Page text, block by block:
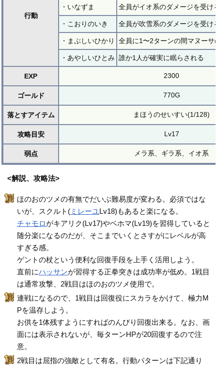
行動
・いなずま 全員がイオ系のダメージを受け
・こおりのいき 全員が吹雪系のダメージを受け
・まぶしいひかり 全員に1〜2ターンの間マヌー
・あやしいひとみ 誰か1人が確実に眠らされる
EXP 2300
ゴールド 770G
落とすアイテム まほうのせいすい(1/128)
攻略目安 Lv17
弱点 メラ系、ギラ系、イオ系
<解説、攻略法>
ほのおのツメの有無でだいぶ難易度が変わる。必須ではな
いが、スクルト(ミレーユLv18)もあると楽になる。
チャモロがキアリク(Lv17)やベホマ(Lv19)を習得していると
随分楽になるのだが、そこまでいくとさすがにレベルが高
すぎる感。
ゲントの杖という便利な回復手段を上手く活用しよう。
直前にハッサンが習得する正拳突きは成功率が低め。1戦目
は通常攻撃、2戦目はほのおのツメ使用で。
連戦になるので、1戦目は回復役にスカラをかけて、極力M
Pを温存しよう。
お供を1体残すようにすればのんびり回復出来る。なお、画
面には表示されないが、毎ターンHPが20回復するので注
意。
2戦目は屈指の強敵として有名。行動パターンは下記通り